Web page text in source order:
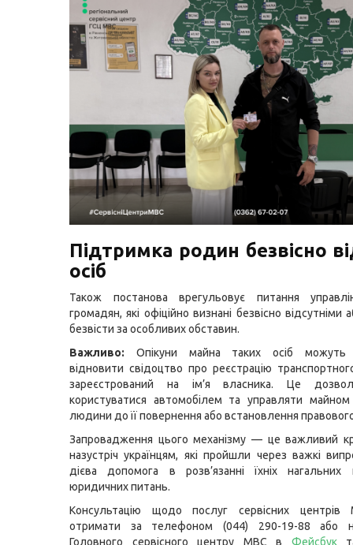
Підтримка родин безвісно
осіб
Також постанова врегульовує питання
громадян, які офіційно визнані безвісно відсутніми
безвісти за особливих обставин.
Важливо: Опікуни майна таких осіб можуть
відновити свідоцтво про реєстрацію
зареєстрований на ім’я власника. Це
користуватися автомобілем та управляти майном
людини до її повернення або встановлення
Запровадження цього механізму — це важливий
назустріч українцям, які пройшли через важкі
дієва допомога в розв’язанні їхніх нагальних
юридичних питань.
Консультацію щодо послуг сервісних
отримати за телефоном (044) 290-19-88 або
Головного сервісного центру МВС в Фейсбук